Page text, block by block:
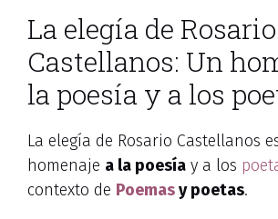
La elegía de Rosario
Castellanos: Un
la poesía y a los
La elegía de Rosario Castellanos
homenaje a la poesía y a los
contexto de Poemasy poetas.